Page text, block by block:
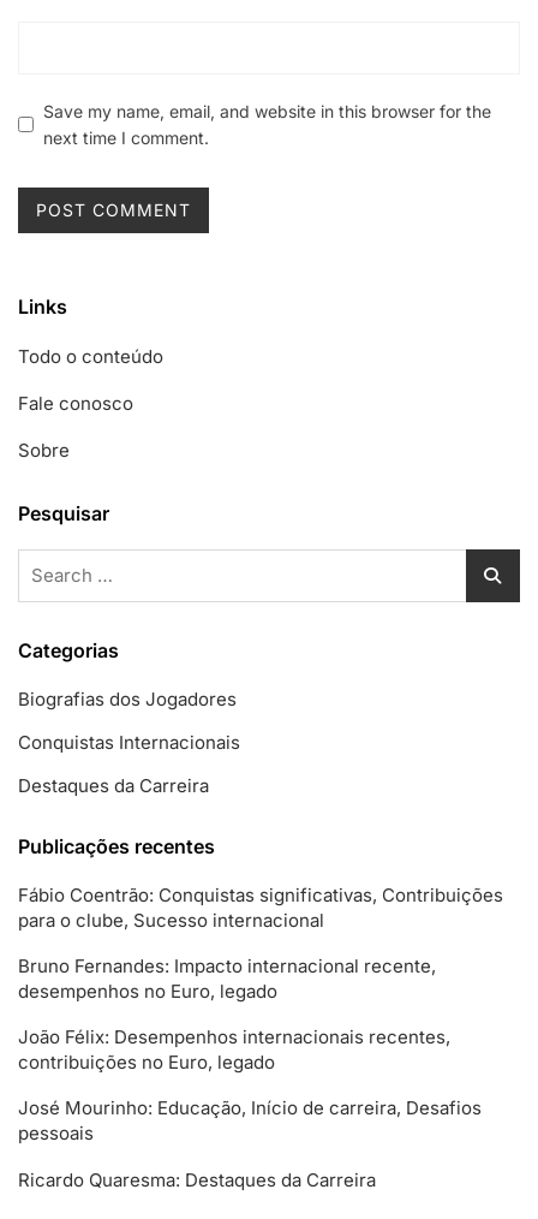
Save my name, email, and website in this browser for the
next time I comment.
Links
Todo o conteúdo
Fale conosco
Sobre
Pesquisar
Categorias
Biografias dos Jogadores
Conquistas Internacionais
Destaques da Carreira
Publicações recentes
Fábio Coentrão: Conquistas significativas, Contribuições
para o clube, Sucesso internacional
Bruno Fernandes: Impacto internacional recente,
desempenhos no Euro, legado
João Félix: Desempenhos internacionais recentes,
contribuições no Euro, legado
José Mourinho: Educação, Início de carreira, Desafios
pessoais
Ricardo Quaresma: Destaques da Carreira